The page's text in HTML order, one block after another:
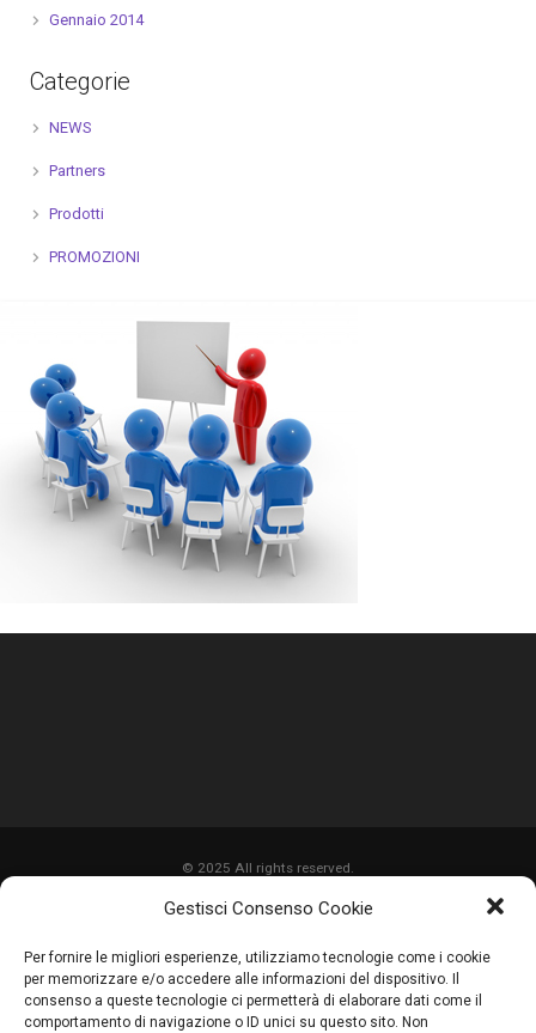
Gestisci Consenso Cookie
Per fornire le migliori esperienze, utilizziamo tecnologie come i cookie
per memorizzare e/o accedere alle informazioni del dispositivo. Il
consenso a queste tecnologie ci permetterà di elaborare dati come il
comportamento di navigazione o ID unici su questo sito. Non
Gennaio 2014
Categorie
NEWS
Partners
Prodotti
PROMOZIONI
© 2025 All rights reserved.
CHI SIAMO
SERVIZI